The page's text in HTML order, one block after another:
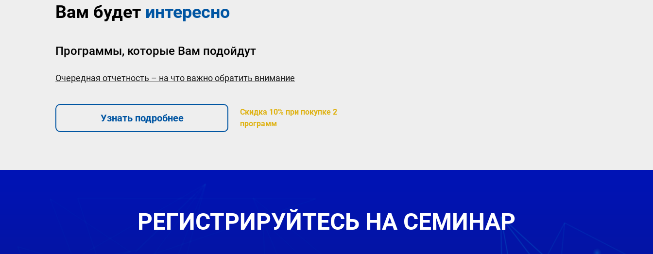
Вам будет интересно
Программы, которые Вам подойдут
Очередная отчетность – на что важно обратить внимание
Узнать подробнее
Скидка 10% при покупке 2
программ
РЕГИСТРИРУЙТЕСЬ НА СЕМИНАР